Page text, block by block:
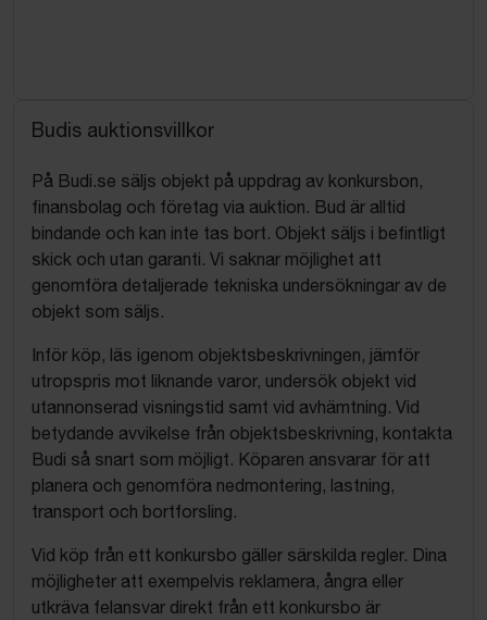
Budis auktionsvillkor
På Budi.se säljs objekt på uppdrag av konkursbon,
finansbolag och företag via auktion. Bud är alltid
bindande och kan inte tas bort. Objekt säljs i befintligt
skick och utan garanti. Vi saknar möjlighet att
genomföra detaljerade tekniska undersökningar av de
objekt som säljs.
Inför köp, läs igenom objektsbeskrivningen, jämför
utropspris mot liknande varor, undersök objekt vid
utannonserad visningstid samt vid avhämtning. Vid
betydande avvikelse från objektsbeskrivning, kontakta
Budi så snart som möjligt. Köparen ansvarar för att
planera och genomföra nedmontering, lastning,
transport och bortforsling.
Vid köp från ett konkursbo gäller särskilda regler. Dina
möjligheter att exempelvis reklamera, ångra eller
utkräva felansvar direkt från ett konkursbo är